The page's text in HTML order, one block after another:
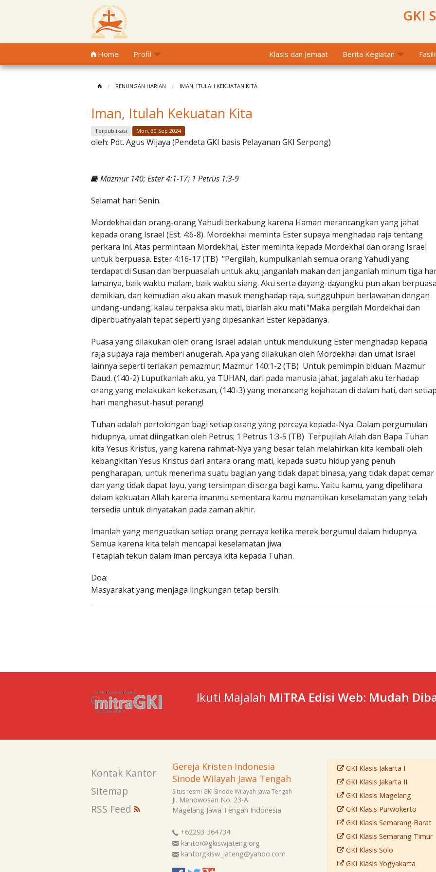
GKI
Home Profil Klasis dan Jemaat Berita Kegiatan
RENUNGAN HARIAN IMAN, ITULAH KEKUATAN KITA
Iman, Itulah Kekuatan Kita
Terpublikasi Mon, 30 Sep 2024
oleh: Pdt. Agus Wijaya (Pendeta GKI basis Pelayanan GKI Serpong)
Mazmur 140; Ester 4:1-17; 1 Petrus 1:3-9
Selamat hari Senin.
Mordekhai dan orang-orang Yahudi berkabung karena Haman merancangkan yang jahat
kepada orang Israel (Est. 4:6-8). Mordekhai meminta Ester supaya menghadap raja tentang
perkara ini. Atas permintaan Mordekhai, Ester meminta kepada Mordekhai dan orang Israel
untuk berpuasa. Ester 4:16-17 (TB) "Pergilah, kumpulkanlah semua orang Yahudi yang
terdapat di Susan dan berpuasalah untuk aku; janganlah makan dan janganlah minum tiga
lamanya, baik waktu malam, baik waktu siang. Aku serta dayang-dayangku pun akan berpuasa
demikian, dan kemudian aku akan masuk menghadap raja, sungguhpun berlawanan dengan
undang-undang; kalau terpaksa aku mati, biarlah aku mati."Maka pergilah Mordekhai dan
diperbuatnyalah tepat seperti yang dipesankan Ester kepadanya.
Puasa yang dilakukan oleh orang Israel adalah untuk mendukung Ester menghadap kepada
raja supaya raja memberi anugerah. Apa yang dilakukan oleh Mordekhai dan umat Israel
lainnya seperti teriakan pemazmur; Mazmur 140:1-2 (TB) Untuk pemimpin biduan. Mazmur
Daud. (140-2) Luputkanlah aku, ya TUHAN, dari pada manusia jahat, jagalah aku terhadap
orang yang melakukan kekerasan, (140-3) yang merancang kejahatan di dalam hati, dan setiap
hari menghasut-hasut perang!
Tuhan adalah pertolongan bagi setiap orang yang percaya kepada-Nya. Dalam pergumulan
hidupnya, umat diingatkan oleh Petrus; 1 Petrus 1:3-5 (TB) Terpujilah Allah dan Bapa Tuhan
kita Yesus Kristus, yang karena rahmat-Nya yang besar telah melahirkan kita kembali oleh
kebangkitan Yesus Kristus dari antara orang mati, kepada suatu hidup yang penuh
pengharapan, untuk menerima suatu bagian yang tidak dapat binasa, yang tidak dapat cemar
dan yang tidak dapat layu, yang tersimpan di sorga bagi kamu. Yaitu kamu, yang dipelihara
dalam kekuatan Allah karena imanmu sementara kamu menantikan keselamatan yang telah
tersedia untuk dinyatakan pada zaman akhir.
Imanlah yang menguatkan setiap orang percaya ketika merek bergumul dalam hidupnya.
Semua karena kita telah mencapai keselamatan jiwa.
Tetaplah tekun dalam iman percaya kita kepada Tuhan.
Doa:
Masyarakat yang menjaga lingkungan tetap bersih.
Ikuti Majalah MITRA Edisi Web: Mudah
Kontak Kantor
Sitemap
RSS Feed
Gereja Kristen Indonesia
Sinode Wilayah Jawa Tengah
Situs resmi GKI Sinode Wilayah Jawa Tengah
Jl. Menowosari No. 23-A
Magelang Jawa Tengah Indonesia
+62293-364734
kantor@gkiswjateng.org
kantorgkisw_jateng@yahoo.com
GKI Klasis Jakarta I
GKI Klasis Jakarta II
GKI Klasis Magelang
GKI Klasis Purwokerto
GKI Klasis Semarang Barat
GKI Klasis Semarang Timur
GKI Klasis Solo
GKI Klasis Yogyakarta